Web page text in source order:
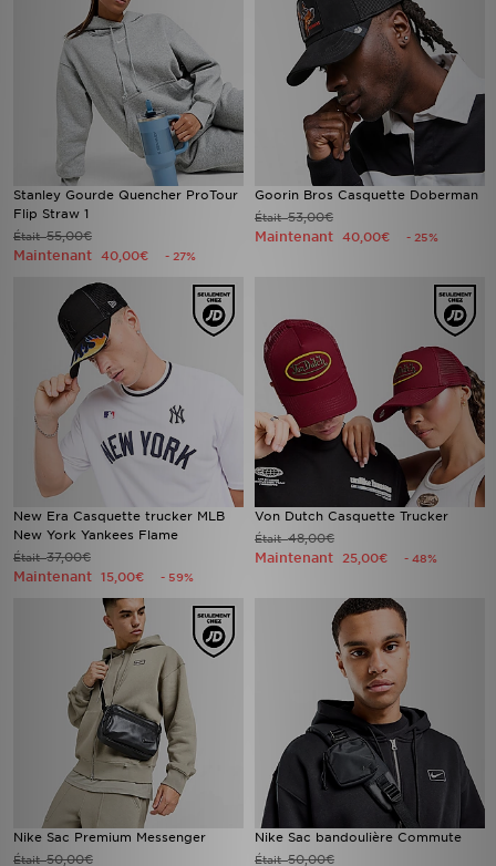
Stanley Gourde Quencher ProTour
Flip Straw 1
Était55,00€
Maintenant 40,00€ - 27%
Goorin Bros Casquette Doberman
Était53,00€
Maintenant 40,00€ - 25%
New Era Casquette trucker MLB
New York Yankees Flame
Était37,00€
Maintenant 15,00€ - 59%
Von Dutch Casquette Trucker
Était48,00€
Maintenant 25,00€ - 48%
Nike Sac Premium Messenger
Était50,00€
Nike Sac bandoulière Commute
Était50,00€